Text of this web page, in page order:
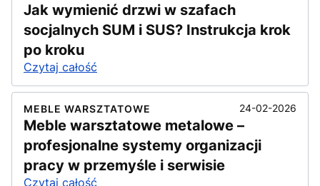
Jak wymienić drzwi w szafach
socjalnych SUM i SUS? Instrukcja krok
po kroku
Czytaj całość
MEBLE WARSZTATOWE 24-02-2026
Meble warsztatowe metalowe –
profesjonalne systemy organizacji
pracy w przemyśle i serwisie
Czytaj całość